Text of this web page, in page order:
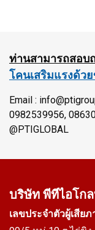
ท่านสามารถสอบ
โคนเสริมแรงด้ว
Email :
0982539956,
@PTIGLOBAL
บริษัท พีทีไอโก
เลขประจำตัวผู้เสีย